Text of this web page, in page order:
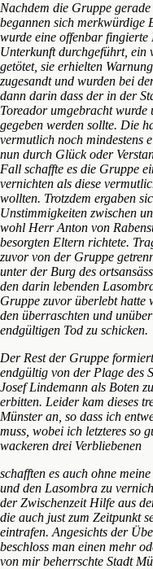
Nachdem die Gruppe
begannen sich merkwürdige
wurde eine offenbar fingierte
Unterkunft durchgeführt, ein
getötet, sie erhielten
zugesandt und wurden bei
dann darin dass der in der
Toreador umgebracht
gegeben werden sollte. Die
vermutlich noch mindestens
nun durch Glück oder
Fall schaffte es die Gruppe
vernichten als diese
wollten. Trotzdem ergaben
Unstimmigkeiten zwischen
wohl Herr Anton von
besorgten Eltern richtete.
zuvor von der Gruppe
unter der Burg des
den darin lebenden
Gruppe zuvor überlebt hatte
den überraschten und
endgültigen Tod zu schicken.
Der Rest der Gruppe
endgültig von der Plage des
Josef Lindemann als Boten
erbitten. Leider kam dieses
Münster an, so dass ich
muss, wobei ich letzteres so
wackeren drei Verbliebenen
schafften es auch ohne
und den Lasombra zu
der Zwischenzeit Hilfe aus
die auch just zum Zeitpunkt
eintrafen. Angesichts der
beschloss man einen mehr
von mir beherrschte Stadt